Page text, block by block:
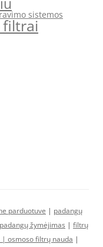
sistemos
filtrai
parduotuve | padangų
žymėjimas | filtrų
| osmoso filtrų nauda |